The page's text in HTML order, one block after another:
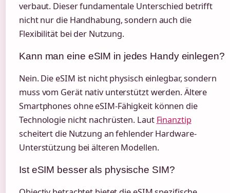
verbaut. Dieser fundamentale Unterschied betrifft
nicht nur die Handhabung, sondern auch die
Flexibilität bei der Nutzung.
Kann man eine eSIM in jedes Handy einlegen?
Nein. Die eSIM ist nicht physisch einlegbar, sondern
muss vom Gerät nativ unterstützt werden. Ältere
Smartphones ohne eSIM-Fähigkeit können die
Technologie nicht nachrüsten. Laut Finanztip
scheitert die Nutzung an fehlender Hardware-
Unterstützung bei älteren Modellen.
Ist eSIM besser als physische SIM?